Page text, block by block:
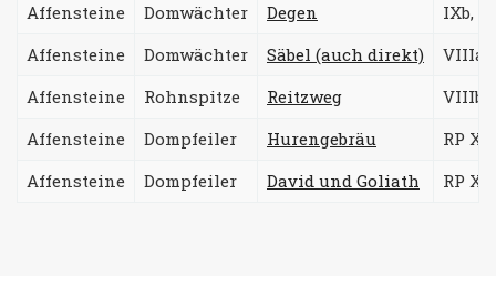
Affensteine
Domwächter Degen
IXb,
Affensteine
Domwächter Säbel (auch direkt)
VIIIa,
Affensteine
Rohnspitze Reitzweg
VIIIb
Affensteine
Dompfeiler Hurengebräu
RP
Affensteine
Dompfeiler David und Goliath RP